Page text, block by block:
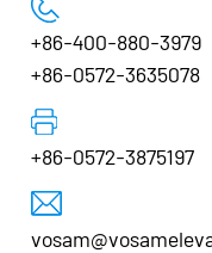
+86-400-880-3979
+86-0572-3635078
+86-0572-3875197